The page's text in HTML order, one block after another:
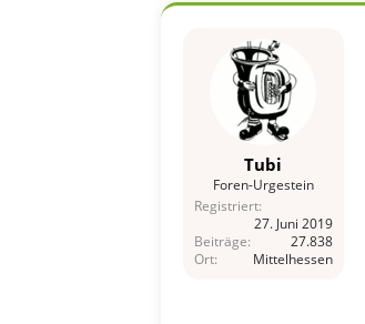
Tubi
Foren-Urgestein
Registriert
27. Juni 2019
Beiträge
27.838
Ort
Mittelhessen